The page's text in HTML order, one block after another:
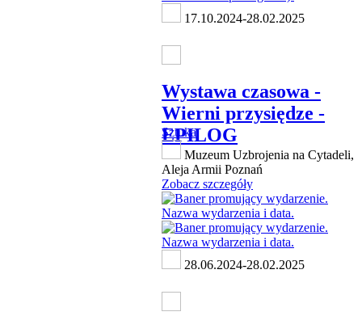
17.10.2024-28.02.2025
Wystawa czasowa -
Wierni przysiędze -
EPILOG
Sztuka
Muzeum Uzbrojenia na Cytadeli,
Aleja Armii Poznań
Zobacz szczegóły
28.06.2024-28.02.2025